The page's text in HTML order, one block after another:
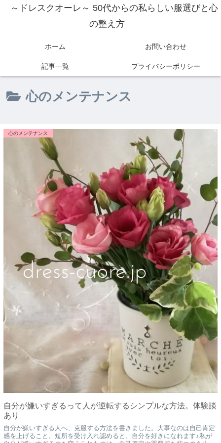
～ドレスクオーレ～ 50代からの私らしい服選びと心
の整え方
ホーム お問い合わせ
記事一覧 プライバシーポリシー
心のメンテナンス
心のメンテナンス
自分が嫌いすぎるって人が逆転するシンプルな方法。体験談
あり
自分が嫌いすぎる人へ、克服する方法を書きました。大事なのは自己肯定
感を上げること。短所を受け入れ認めると、自分を好きになれます♪私が